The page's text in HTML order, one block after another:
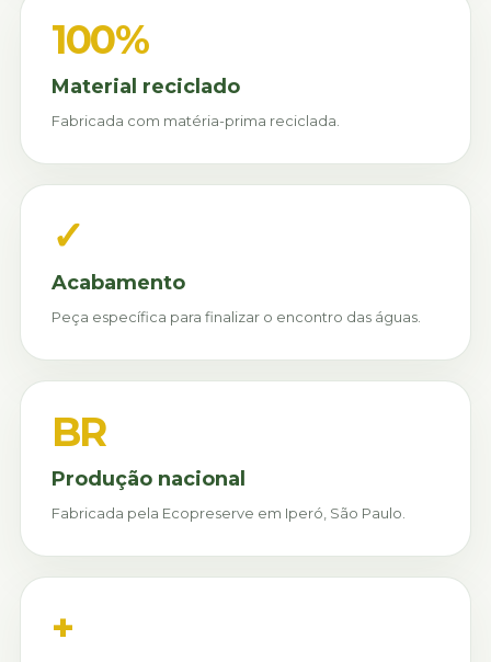
100%
Material reciclado
Fabricada com matéria-prima reciclada.
✓
Acabamento
Peça específica para finalizar o encontro das águas.
BR
Produção nacional
Fabricada pela Ecopreserve em Iperó, São Paulo.
+